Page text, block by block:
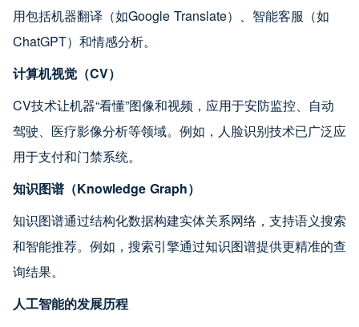
用包括机器翻译（如Google Translate）、智能客服（如
ChatGPT）和情感分析。
计算机视觉（CV）
CV技术让机器“看懂”图像和视频，应用于安防监控、自动
驾驶、医疗影像分析等领域。例如，人脸识别技术已广泛应
用于支付和门禁系统。
知识图谱（Knowledge Graph）
知识图谱通过结构化数据构建实体关系网络，支持语义搜索
和智能推荐。例如，搜索引擎通过知识图谱提供更精准的查
询结果。
人工智能的发展历程